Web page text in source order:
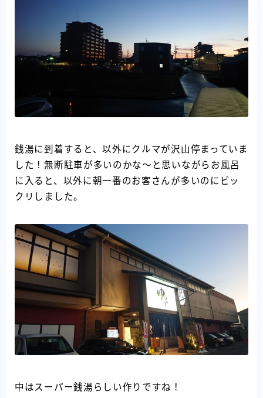
銭湯に到着すると、以外にクルマが沢山停まっていま
した！無断駐車が多いのかな～と思いながらお風呂
に入ると、以外に朝一番のお客さんが多いのにビッ
クリしました。
中はスーパー銭湯らしい作りですね！